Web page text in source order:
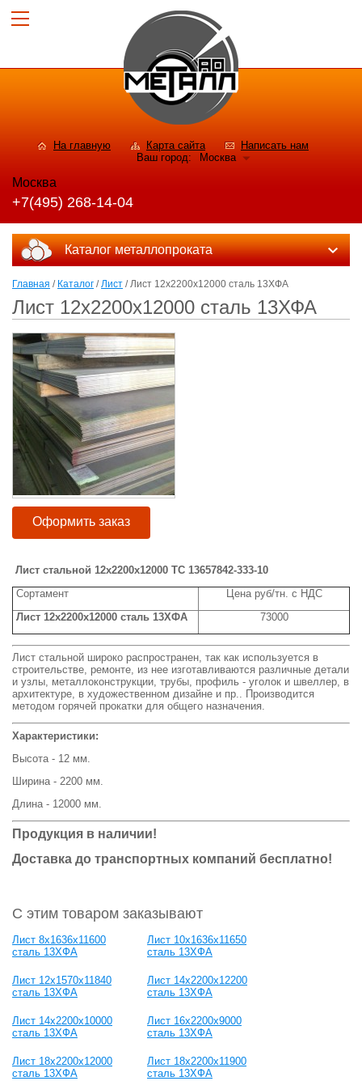
На главную Карта сайта
Написать нам
Ваш город:
Москва
Москва
+7(495) 268-14-04
Каталог металлопроката
Главная / Каталог /Лист / Лист 12х2200х12000 сталь 13ХФА
Лист 12х2200х12000 сталь 13ХФА
Оформить заказ
Лист стальной 12х2200х12000 ТС 13657842-333-10
Сортамент
Цена руб/тн. с НДС
Лист 12х2200х12000 сталь 13ХФА 73000
Лист стальной широко распространен, так как используется в
строительстве, ремонте, из нее изготавливаются различные детали
и узлы, металлоконструкции, трубы, профиль - уголок и швеллер, в
архитектуре, в художественном дизайне и пр.. Производится
методом горячей прокатки для общего назначения.
Характеристики:
Высота - 12 мм.
Ширина - 2200 мм.
Длина - 12000 мм.
Продукция в наличии!
Доставка до транспортных компаний бесплатно!
С этим товаром заказывают
Лист 8х1636х11600
сталь 13ХФА
Лист 10х1636х11650
сталь 13ХФА
Лист 12х1570х11840
сталь 13ХФА
Лист 14х2200х12200
сталь 13ХФА
Лист 14х2200х10000
сталь 13ХФА
Лист 16х2200х9000
сталь 13ХФА
Лист 18х2200х12000
сталь 13ХФА
Лист 18х2200х11900
сталь 13ХФА